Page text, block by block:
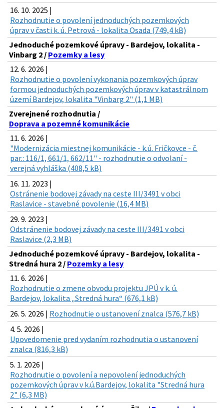
16. 10. 2025 |
Rozhodnutie o povolení jednoduchých pozemkových
úprav v časti k. ú. Petrová - lokalita Osada (749,4 kB)
Jednoduché pozemkové úpravy - Bardejov, lokalita -
Vinbarg 2 / Pozemky a lesy
12. 6. 2026 |
Rozhodnutie o povolení vykonania pozemkových úprav
formou jednoduchých pozemkových úprav v katastrálnom
území Bardejov, lokalita "Vinbarg 2" (1,1 MB)
Zverejnené rozhodnutia /
Doprava a pozemné komunikácie
11. 6. 2026 |
"Modernizácia miestnej komunikácie - k.ú. Fričkovce - č.
par.: 116/1, 661/1, 662/11" - rozhodnutie o odvolaní -
verejná vyhláška (408,5 kB)
16. 11. 2023 |
Ostránenie bodovej závady na ceste III/3491 v obci
Raslavice - stavebné povolenie (16,4 MB)
29. 9. 2023 |
Odstránenie bodovej závady na ceste III/3491 v obci
Raslavice (2,3 MB)
Jednoduché pozemkové úpravy - Bardejov, lokalita -
Stredná hura 2 / Pozemky a lesy
11. 6. 2026 |
Rozhodnutie o zmene obvodu projektu JPÚ v k. ú.
Bardejov, lokalita „Stredná hura“ (676,1 kB)
26. 5. 2026 | Rozhodnutie o ustanovení znalca (576,7 kB)
4. 5. 2026 |
Upovedomenie pred vydaním rozhodnutia o ustanovení
znalca (816,3 kB)
5. 1. 2026 |
Rozhodnutie o povolení a nepovolení jednoduchých
pozemkových úprav v k.ú.Bardejov, lokalita "Stredná hura
2" (6,3 MB)